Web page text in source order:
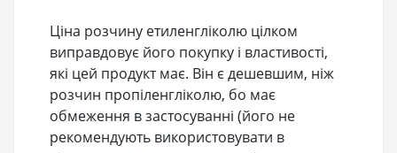
Ціна розчину етиленгліколю цілком
виправдовує його покупку і властивості,
які цей продукт має. Він є дешевшим, ніж
розчин пропіленгліколю, бо має
обмеження в застосуванні (його не
рекомендують використовувати в